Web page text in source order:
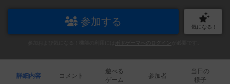
参加する 気になる！
ボドゲーマへのログイン
詳細内容 コメント
遊べる
ゲーム
参加者
当日の
様子